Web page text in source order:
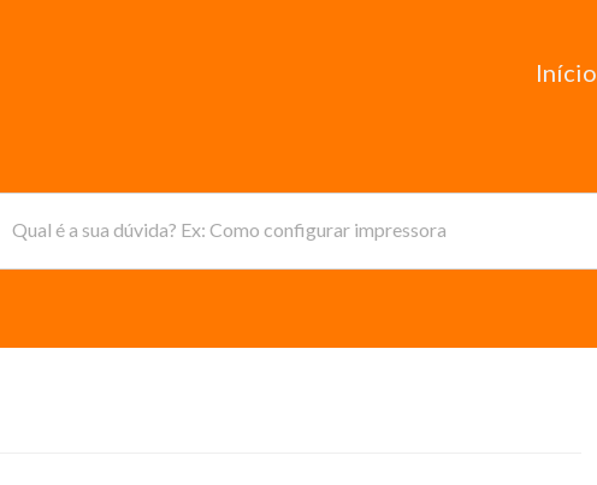
Início
Qual é a sua dúvida? Ex: Como configurar impressora